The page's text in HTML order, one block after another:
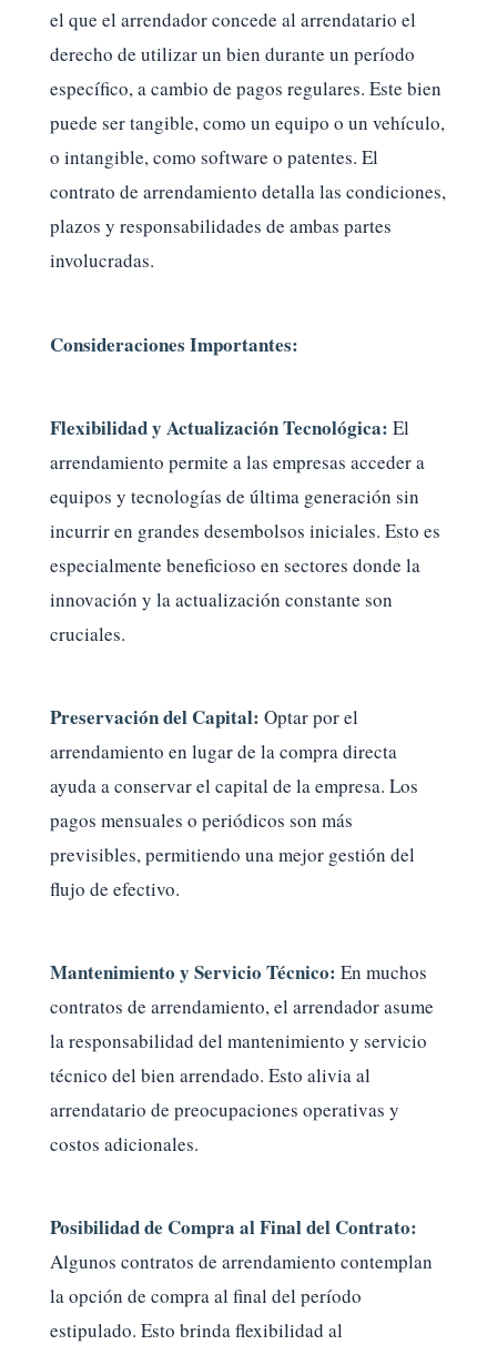
el que el arrendador concede al arrendatario el
derecho de utilizar un bien durante un período
específico, a cambio de pagos regulares. Este bien
puede ser tangible, como un equipo o un vehículo,
o intangible, como software o patentes. El
contrato de arrendamiento detalla las condiciones,
plazos y responsabilidades de ambas partes
involucradas.
Consideraciones Importantes:
Flexibilidad y Actualización Tecnológica: El
arrendamiento permite a las empresas acceder a
equipos y tecnologías de última generación sin
incurrir en grandes desembolsos iniciales. Esto es
especialmente beneficioso en sectores donde la
innovación y la actualización constante son
cruciales.
Preservación del Capital: Optar por el
arrendamiento en lugar de la compra directa
ayuda a conservar el capital de la empresa. Los
pagos mensuales o periódicos son más
previsibles, permitiendo una mejor gestión del
flujo de efectivo.
Mantenimiento y Servicio Técnico: En muchos
contratos de arrendamiento, el arrendador asume
la responsabilidad del mantenimiento y servicio
técnico del bien arrendado. Esto alivia al
arrendatario de preocupaciones operativas y
costos adicionales.
Posibilidad de Compra al Final del Contrato:
Algunos contratos de arrendamiento contemplan
la opción de compra al final del período
estipulado. Esto brinda flexibilidad al